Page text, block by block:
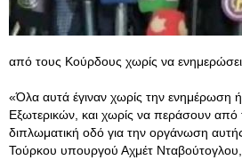
από τους Κούρδους χωρίς να
«Όλα αυτά έγιναν χωρίς την ενημέρωση
Εξωτερικών, και χωρίς να περάσουν από
διπλωματική οδό για την οργάνωση
Τούρκου υπουργού Αχμέτ